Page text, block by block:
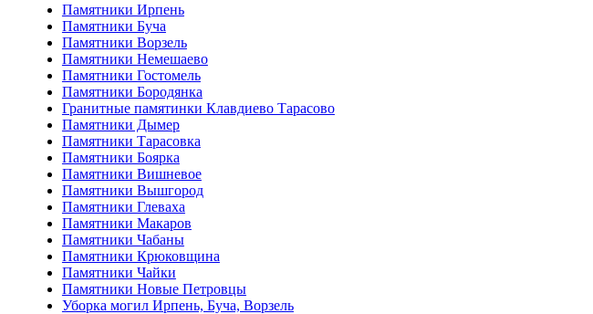
Памятники Ирпень
Памятники Буча
Памятники Ворзель
Памятники Немешаево
Памятники Гостомель
Памятники Бородянка
Гранитные памятинки Клавдиево Тарасово
Памятники Дымер
Памятники Тарасовка
Памятники Боярка
Памятники Вишневое
Памятники Вышгород
Памятники Глеваха
Памятники Макаров
Памятники Чабаны
Памятники Крюковщина
Памятники Чайки
Памятники Новые Петровцы
Уборка могил Ирпень, Буча, Ворзель